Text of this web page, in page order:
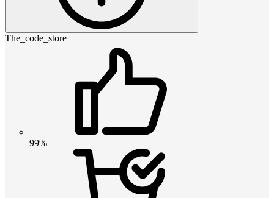
The_code_store
99%